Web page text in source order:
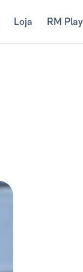
Loja RM Play